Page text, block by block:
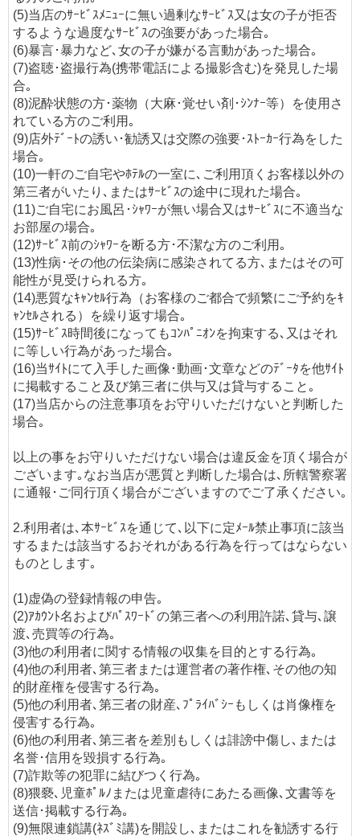
(5)当店のｻｰﾋﾞｽﾒﾆｭｰに無い過剰なｻｰﾋﾞｽ又は女の子が拒否
するような過度なｻｰﾋﾞｽの強要があった場合｡
(6)暴言･暴力など､女の子が嫌がる言動があった場合｡
(7)盗聴･盗撮行為(携帯電話による撮影含む)を発見した場
合｡
(8)泥酔状態の方･薬物（大麻･覚せい剤･ｼﾝﾅｰ等）を使用さ
れている方のご利用｡
(9)店外ﾃﾞｰﾄの誘い･勧誘又は交際の強要･ｽﾄｰｶｰ行為をした
場合｡
(10)一軒のご自宅やﾎﾃﾙの一室に､ご利用頂くお客様以外の
第三者がいたり､またはｻｰﾋﾞｽの途中に現れた場合｡
(11)ご自宅にお風呂･ｼｬﾜｰが無い場合又はｻｰﾋﾞｽに不適当な
お部屋の場合｡
(12)ｻｰﾋﾞｽ前のｼｬﾜｰを断る方･不潔な方のご利用｡
(13)性病･その他の伝染病に感染されてる方､またはその可
能性が見受けられる方｡
(14)悪質なｷｬﾝｾﾙ行為（お客様のご都合で頻繁にご予約をｷ
ｬﾝｾﾙされる）を繰り返す場合｡
(15)ｻｰﾋﾞｽ時間後になってもｺﾝﾊﾟﾆｵﾝを拘束する､又はそれ
に等しい行為があった場合｡
(16)当ｻｲﾄにて入手した画像･動画･文章などのﾃﾞｰﾀを他ｻｲﾄ
に掲載すること及び第三者に供与又は貸与すること｡
(17)当店からの注意事項をお守りいただけないと判断した
場合｡
以上の事をお守りいただけない場合は違反金を頂く場合が
ございます｡なお当店が悪質と判断した場合は､所轄警察署
に通報･ご同行頂く場合がございますのでご了承ください｡
2.利用者は､本ｻｰﾋﾞｽを通じて､以下に定ﾒｰﾙ禁止事項に該当
するまたは該当するおそれがある行為を行ってはならない
ものとします｡
(1)虚偽の登録情報の申告｡
(2)ｱｶｳﾝﾄ名およびﾊﾟｽﾜｰﾄﾞの第三者への利用許諾､貸与､譲
渡､売買等の行為｡
(3)他の利用者に関する情報の収集を目的とする行為｡
(4)他の利用者､第三者または運営者の著作権､その他の知
的財産権を侵害する行為｡
(5)他の利用者､第三者の財産､ﾌﾟﾗｲﾊﾞｼｰもしくは肖像権を
侵害する行為｡
(6)他の利用者､第三者を差別もしくは誹謗中傷し､または
名誉･信用を毀損する行為｡
(7)詐欺等の犯罪に結びつく行為｡
(8)猥褻､児童ﾎﾟﾙﾉまたは児童虐待にあたる画像､文書等を
送信･掲載する行為｡
(9)無限連鎖講(ﾈｽﾞﾐ講)を開設し､またはこれを勧誘する行